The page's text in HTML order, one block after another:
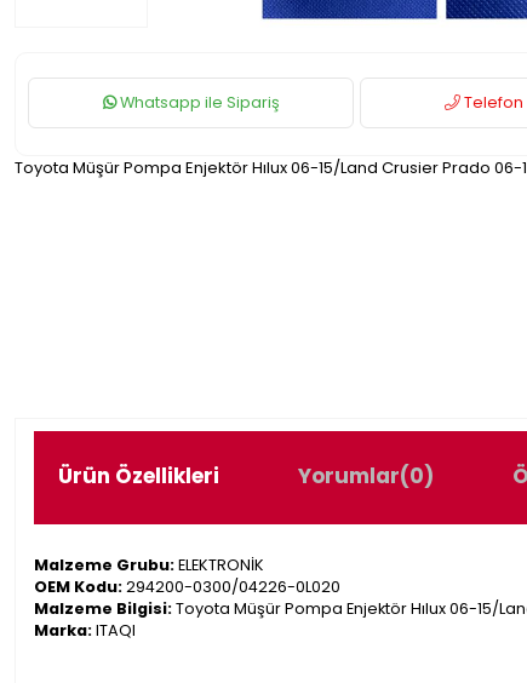
Whatsapp ile Sipariş Telefon
Toyota Müşür Pompa Enjektör Hılux 06-15/Land Crusier Prado 06-
Ürün Özellikleri Yorumlar(0)
Malzeme Grubu:ELEKTRONİK
OEM Kodu:294200-0300/04226-0L020
Malzeme Bilgisi:Toyota Müşür Pompa Enjektör Hılux 06-15/
Marka:ITAQI